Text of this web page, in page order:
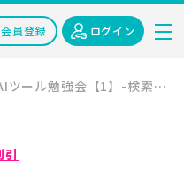
員登録 ログイン
初心者のための無料AIツール勉強会【1】-検索を超える時間短縮可能な調べ方とは？-
引